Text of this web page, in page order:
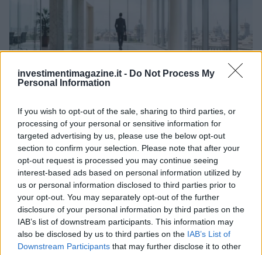
investimentimagazine.it - Do Not Process My
Personal Information
If you wish to opt-out of the sale, sharing to third parties, or
processing of your personal or sensitive information for
targeted advertising by us, please use the below opt-out
section to confirm your selection. Please note that after your
opt-out request is processed you may continue seeing
interest-based ads based on personal information utilized by
us or personal information disclosed to third parties prior to
your opt-out. You may separately opt-out of the further
disclosure of your personal information by third parties on the
IAB’s list of downstream participants. This information may
also be disclosed by us to third parties on the IAB’s List of
Downstream Participants that may further disclose it to other
Novità fiscali 2026: Irpef, concordato preventivo e fringe
benefit
Edoardo Vitali · 5 Ago 2026
FINANZA